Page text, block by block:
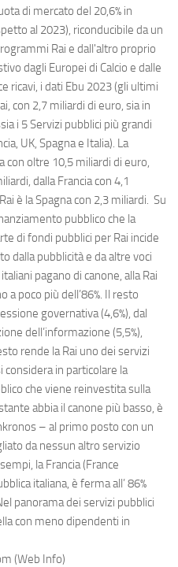
di mercato del 20,6% in
al 2023), riconducibile da un
Rai e dall'altro proprio
dagli Europei di Calcio e dalle
ricavi, i dati Ebu 2023 (gli ultimi
con 2,7 miliardi di euro, sia in
i 5 Servizi pubblici più grandi
UK, Spagna e Italia). La
con oltre 10,5 miliardi di euro,
dalla Francia con 4,1
è la Spagna con 2,3 miliardi. Su
pubblico che la
di fondi pubblici per Rai incide
dalla pubblicità e da altre voci
pagano di canone, alla Rai
a poco più dell’86%. Il resto
governativa (4,6%), dal
dell’informazione (5,5%),
rende la Rai uno dei servizi
in particolare la
che viene reinvestita sulla
abbia il canone più basso, è
– al primo posto con un
da nessun altro servizio
la Francia (France
italiana, è ferma all’ 86%
panorama dei servizi pubblici
con meno dipendenti in
(Web Info)